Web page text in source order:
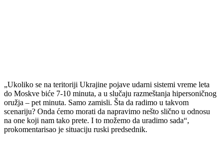
„Ukoliko se na teritoriji Ukrajine pojave udarni sistemi vreme leta
do Moskve biće 7-10 minuta, a u slučaju razmeštanja hipersoničnog
oružja – pet minuta. Samo zamisli. Šta da radimo u takvom
scenariju? Onda ćemo morati da napravimo nešto slično u odnosu
na one koji nam tako prete. I to možemo da uradimo sada“,
prokomentarisao je situaciju ruski predsednik.